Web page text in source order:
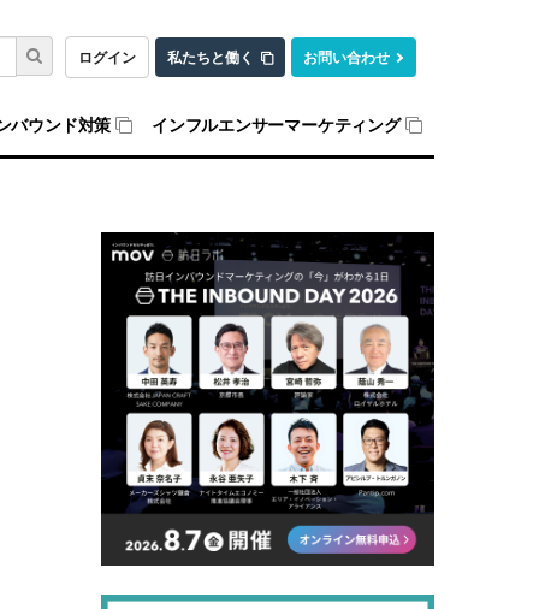
ログイン 私たちと働く お問い合わせ
バウンド対策 インフルエンサーマーケティング